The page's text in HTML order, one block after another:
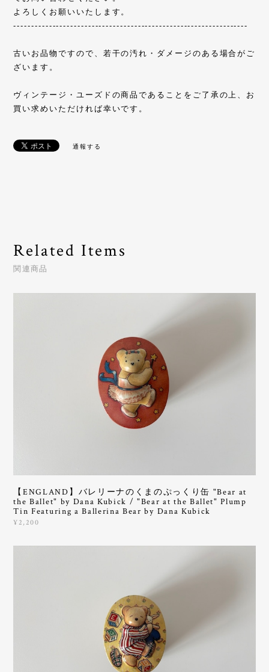
よろしくお願いいたします。
------------------------------------------------------------------
古いお品物ですので、若干の汚れ・ダメージのある場合がご
ざいます。
ヴィンテージ・ユーズドの商品であることをご了承の上、お
買い求めいただければ幸いです。
通報する
Related Items
関連商品
【ENGLAND】バレリーナのくまのぷっくり缶 "Bear at
the Ballet" by Dana Kubick / "Bear at the Ballet" Plump
Tin Featuring a Ballerina Bear by Dana Kubick
¥2,200